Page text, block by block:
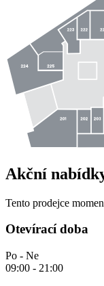
Akční
Tento prodejce
Otevírací doba
Po - Ne
09:00 - 21:00